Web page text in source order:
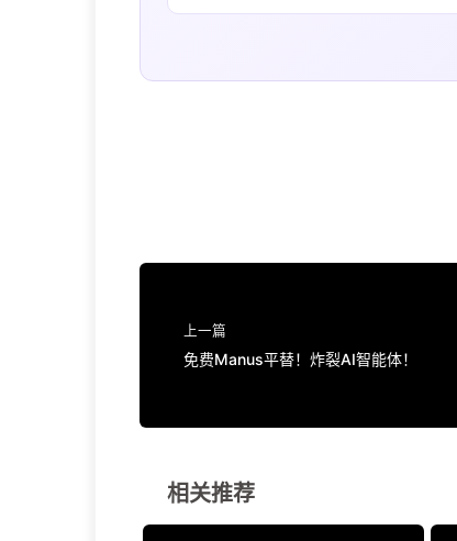
上一篇
免费Manus平替！炸裂AI智能体！
相关推荐